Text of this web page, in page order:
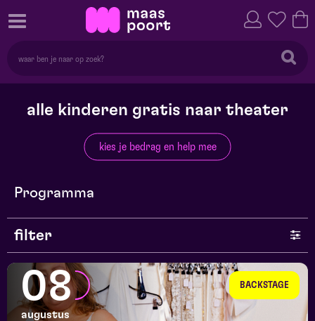
alle kinderen gratis naar theater
kies je bedrag en help mee
Programma
filter
genre
series en selecties
BACKSTAGE
08
augustus